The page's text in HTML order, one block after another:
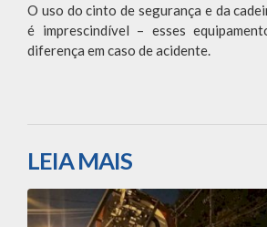
O uso do cinto de segurança e da
é imprescindível – esses
diferença em caso de acidente.
LEIA MAIS